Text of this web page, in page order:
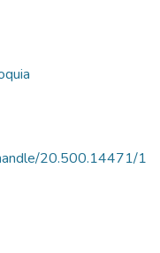
20.500.14471/1